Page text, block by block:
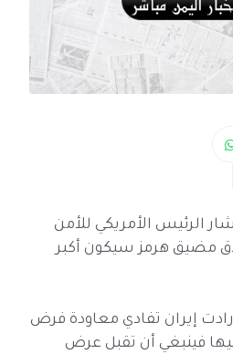
الرئيس الأمريكي للأمن
مضيق هرمز سيكون أكبر
إيران تفادي معاودة فرض
فينبغي أن تقبل عرض